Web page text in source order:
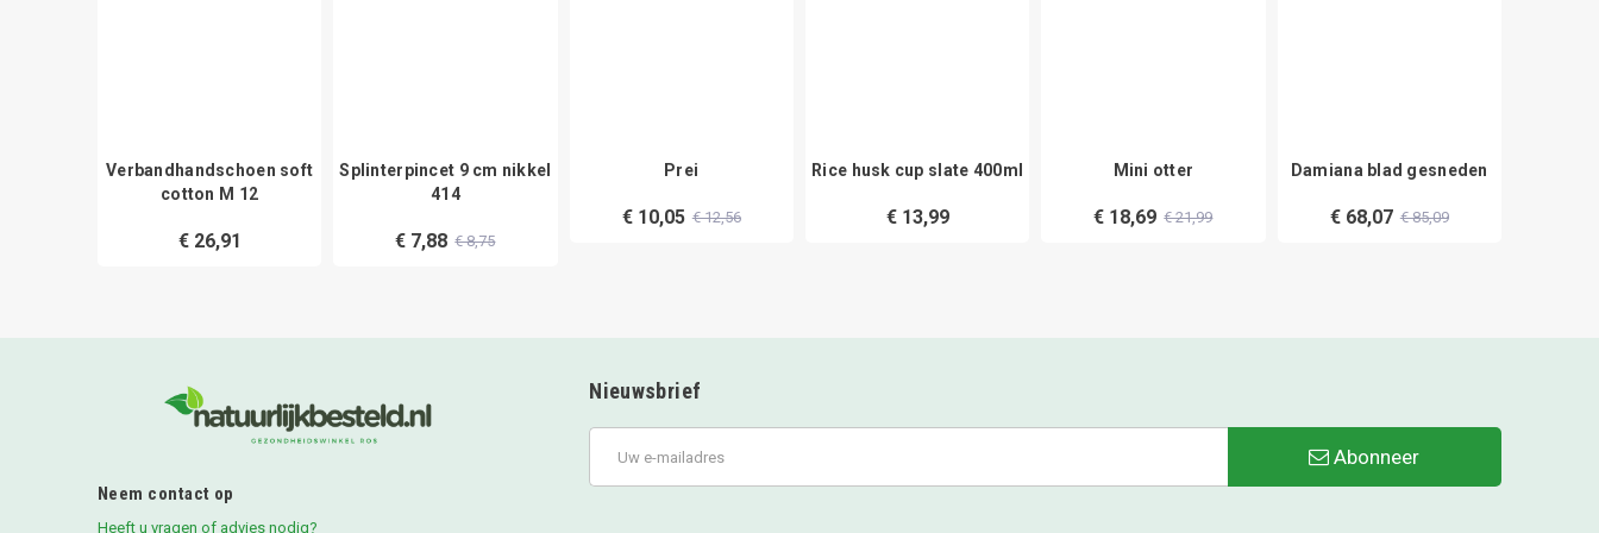
Verbandhandschoen soft
cotton M 12
€ 26,91
Splinterpincet 9 cm nikkel
414
€ 7,88 € 8,75
Prei
€ 10,05 € 12,56
Rice husk cup slate 400ml
€ 13,99
Mini otter
€ 18,69 € 21,99
Damiana blad gesneden
€ 68,07 € 85,09
Neem contact op
Heeft u vragen of advies nodig?
Nieuwsbrief
Abonneer